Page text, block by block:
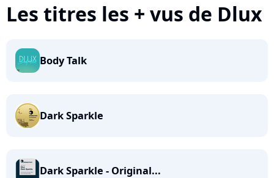
Les titres les + vus de Dlux
Body Talk
Dark Sparkle
Dark Sparkle - Original...